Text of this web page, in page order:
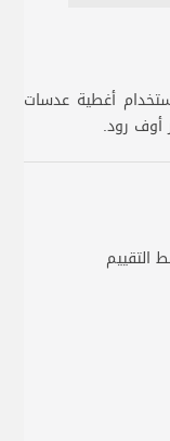
أغطية عدسات
أوف رود.
التقييم